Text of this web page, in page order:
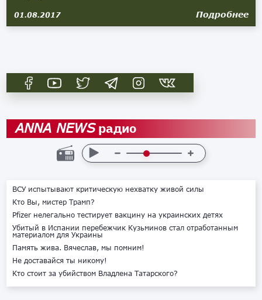
01.08.2017 Подробнее
ANNA NEWSрадио
ВСУ испытывают критическую нехватку живой силы
Кто Вы, мистер Трамп?
Pfizer нелегально тестирует вакцину на украинских детях
Убитый в Испании перебежчик Кузьминов стал отработанным
материалом для Украины
Память жива. Вячеслав, мы помним!
Не доставайся ты никому!
Кто стоит за убийством Владлена Татарского?